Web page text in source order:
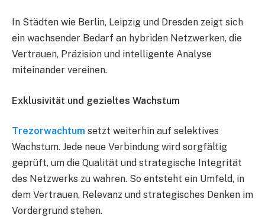
In Städten wie Berlin, Leipzig und Dresden zeigt sich
ein wachsender Bedarf an hybriden Netzwerken, die
Vertrauen, Präzision und intelligente Analyse
miteinander vereinen.
Exklusivität und gezieltes Wachstum
Trezorwachtum setzt weiterhin auf selektives
Wachstum. Jede neue Verbindung wird sorgfältig
geprüft, um die Qualität und strategische Integrität
des Netzwerks zu wahren. So entsteht ein Umfeld, in
dem Vertrauen, Relevanz und strategisches Denken im
Vordergrund stehen.